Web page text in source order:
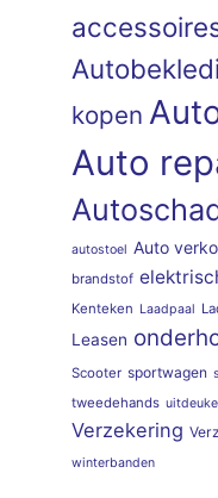
kopen
Auto
autostoel Auto
brandstof
Kenteken Laadpaal
Leasen
Scooter sportwagen
tweedehands
Verzekering
winterbanden